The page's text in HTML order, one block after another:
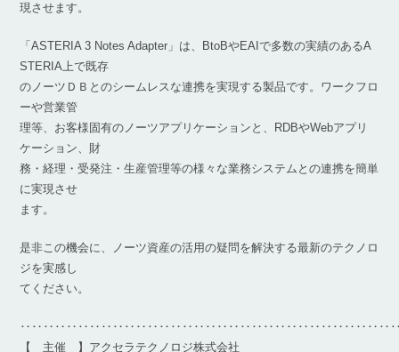
現させます。
「ASTERIA 3 Notes Adapter」は、BtoBやEAIで多数の実績のあるA
STERIA上で既存
のノーツＤＢとのシームレスな連携を実現する製品です。ワークフロ
ーや営業管
理等、お客様固有のノーツアプリケーションと、RDBやWebアプリ
ケーション、財
務・経理・受発注・生産管理等の様々な業務システムとの連携を簡単
に実現させ
ます。
是非この機会に、ノーツ資産の活用の疑問を解決する最新のテクノロ
ジを実感し
てください。
【 主催 】アクセラテクノロジ株式会社